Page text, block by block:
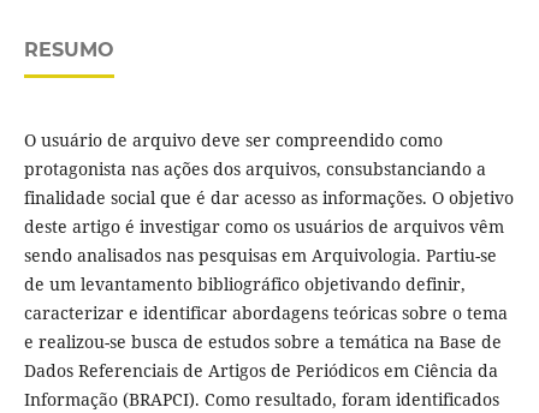
RESUMO
O usuário de arquivo deve ser compreendido como
protagonista nas ações dos arquivos, consubstanciando a
finalidade social que é dar acesso as informações. O objetivo
deste artigo é investigar como os usuários de arquivos vêm
sendo analisados nas pesquisas em Arquivologia. Partiu-se
de um levantamento bibliográfico objetivando definir,
caracterizar e identificar abordagens teóricas sobre o tema
e realizou-se busca de estudos sobre a temática na Base de
Dados Referenciais de Artigos de Periódicos em Ciência da
Informação (BRAPCI). Como resultado, foram identificados